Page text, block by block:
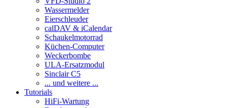
Wassermelder
Eierschleuder
calDAV & iCalendar
Schaukelmotorrad
Küchen-Computer
Weckerbombe
ULA-Ersatzmodul
Sinclair C5
... und weitere ...
Tutorials
HiFi-Wartung